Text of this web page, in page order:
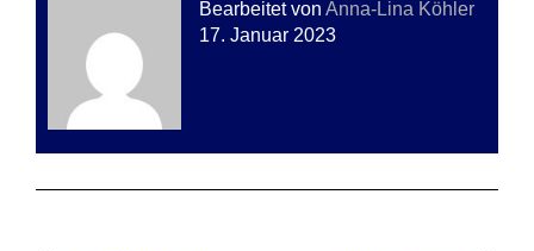
Bearbeitet von Anna-Lina Köhler
17. Januar 2023